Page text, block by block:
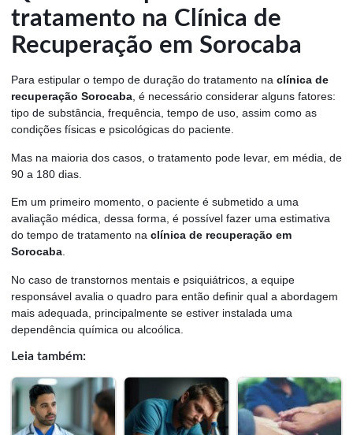
tratamento na Clínica de
Recuperação em Sorocaba
Para estipular o tempo de duração do tratamento na clínica de
recuperação Sorocaba, é necessário considerar alguns fatores:
tipo de substância, frequência, tempo de uso, assim como as
condições físicas e psicológicas do paciente.
Mas na maioria dos casos, o tratamento pode levar, em média, de
90 a 180 dias.
Em um primeiro momento, o paciente é submetido a uma
avaliação médica, dessa forma, é possível fazer uma estimativa
do tempo de tratamento na clínica de recuperação em
Sorocaba
No caso de transtornos mentais e psiquiátricos, a equipe
responsável avalia o quadro para então definir qual a abordagem
mais adequada, principalmente se estiver instalada uma
dependência química ou alcoólica.
Leia também: